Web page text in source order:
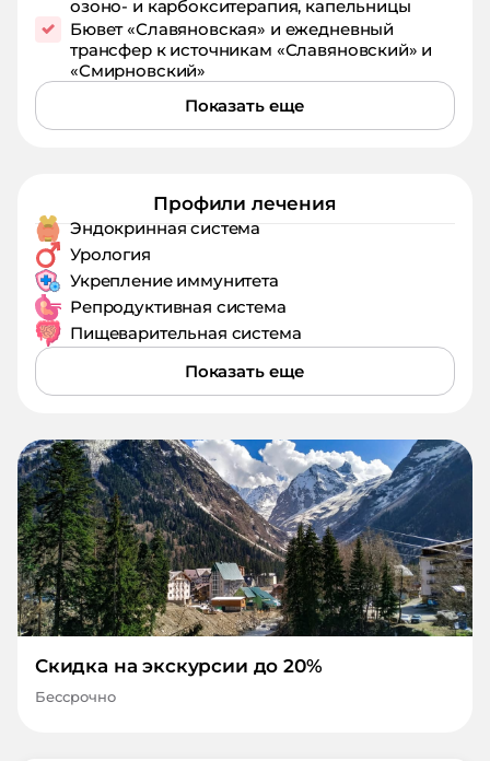
озоно‑ и карбокситерапия, капельницы
Бювет «Славяновская» и ежедневный
трансфер к источникам «Славяновский» и
«Смирновский»
Показать еще
Профили лечения
Эндокринная система
Урология
Укрепление иммунитета
Репродуктивная система
Пищеварительная система
Показать еще
Скидка на экскурсии до 20%
Бессрочно